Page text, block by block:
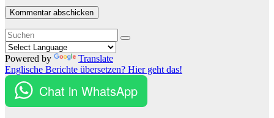
Powered by
Translate
Englische Berichte übersetzen? Hier geht das!
Chat in WhatsApp